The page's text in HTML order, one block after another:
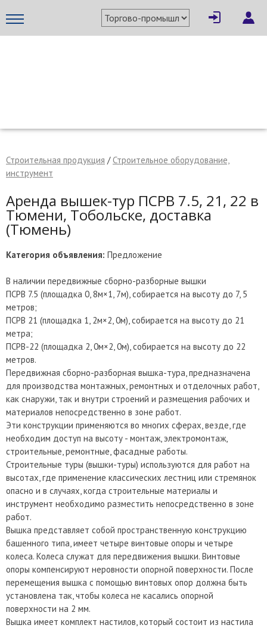
Строительная продукция /Строительное оборудование,
инструмент
Аренда вышек-тур ПСРВ 7.5, 21, 22 в
Тюмени, Тобольске, доставка
(Тюмень)
Категория объявления: Предложение
В наличии передвижные сборно-разборные вышки
ПСРВ 7.5 (площадка 0, 8м×1, 7м), собирается на высоту до 7, 5
метров;
ПСРВ 21 (площадка 1, 2м×2, 0м), собирается на высоту до 21
метра;
ПСРВ-22 (площадка 2, 0м×2, 0м), собирается на высоту до 22
метров.
Передвижная сборно-разборная вышка-тура, предназначена
для производства монтажных, ремонтных и отделочных работ,
как снаружи, так и внутри строений и размещения рабочих и
материалов непосредственно в зоне работ.
Эти конструкции применяются во многих сферах, везде, где
необходим доступ на высоту - монтаж, электромонтаж,
строительные, ремонтные, фасадные работы.
Строительные туры (вышки-туры) используются для работ на
высотах, где применение классических лестниц или стремянок
опасно и в случаях, когда строительные материалы и
инструмент необходимо разместить непосредственно в зоне
работ.
Вышка представляет собой пространственную конструкцию
башенного типа, имеет четыре винтовые опоры и четыре
колеса. Колеса служат для передвижения вышки. Винтовые
опоры компенсируют неровности опорной поверхности. После
перемещения вышка с помощью винтовых опор должна быть
установлена так, чтобы колеса не касались опорной
поверхности на 2 мм.
Вышка имеет комплект настилов, который состоит из настила
× Написать поставщику